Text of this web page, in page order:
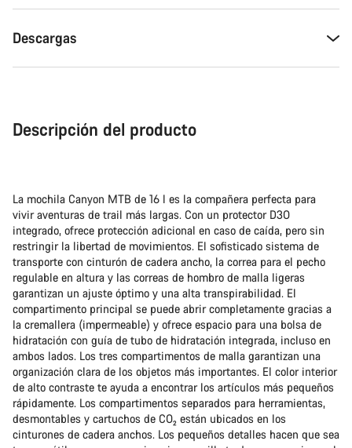
Descargas
Descripción del producto
La mochila Canyon MTB de 16 l es la compañera perfecta para
vivir aventuras de trail más largas. Con un protector D3O
integrado, ofrece protección adicional en caso de caída, pero sin
restringir la libertad de movimientos. El sofisticado sistema de
transporte con cinturón de cadera ancho, la correa para el pecho
regulable en altura y las correas de hombro de malla ligeras
garantizan un ajuste óptimo y una alta transpirabilidad. El
compartimento principal se puede abrir completamente gracias a
la cremallera (impermeable) y ofrece espacio para una bolsa de
hidratación con guía de tubo de hidratación integrada, incluso en
ambos lados. Los tres compartimentos de malla garantizan una
organización clara de los objetos más importantes. El color interior
de alto contraste te ayuda a encontrar los artículos más pequeños
rápidamente. Los compartimentos separados para herramientas,
desmontables y cartuchos de CO₂ están ubicados en los
cinturones de cadera anchos. Los pequeños detalles hacen que sea